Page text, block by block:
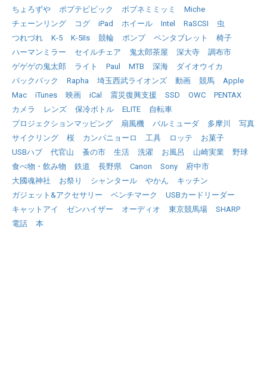
ちょろずや
ポプテピピック ボブネミミッミ
Miche
チェーンリング
コグ iPad ホイール Intel RaSCSI
虫
つれづれ
K-5 K-5IIs 競輪 ポンプ ペンタブレット
椅子
ハーマンミラー
セイルチェア 鬼太郎茶屋 深大寺
調布市
ゲゲゲの鬼太郎
ライト Paul MTB 深海
ダイオウイカ
バックパック
Rapha 埼玉西武ライオンズ 動画 競馬
Apple
Mac
iTunes 映画 iCal 震災復興支援 SSD OWC
PENTAX
カメラ
レンズ 保冷ボトル ELITE
自転車
プロジェクションマッピング
扇風機 バルミューダ 多摩川
写真
サイクリング
桜 カンパニョーロ 工具 ロッテ
お菓子
USBハブ
代官山 蚤の市 生活 洗濯 お風呂 山崎実業
野球
食べ物・飲み物
鉄道 長野県 Canon Sony
府中市
大國魂神社
お祭り シャンタール やかん
キッチン
ガジェット&アクセサリー
ベンチマーク
USBカードリーダー
キャットアイ
ゼンハイザー オーディオ 東京競馬場
SHARP
電話
本